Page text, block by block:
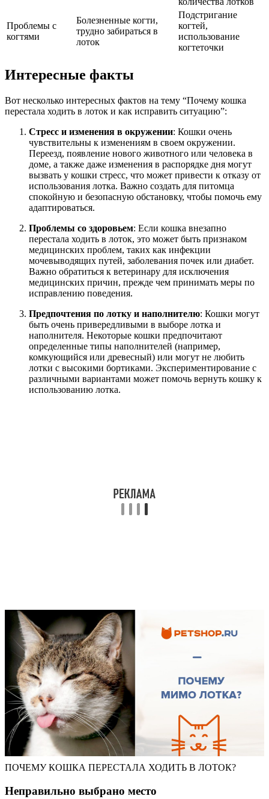
Проблемы с
когтями
Болезненные когти,
трудно забираться в
лоток
Подстригание
когтей,
использование
когтеточки
Интересные факты
Вот несколько интересных фактов на тему “Почему кошка
перестала ходить в лоток и как исправить ситуацию”:
Стресс и изменения в окружении: Кошки очень
чувствительны к изменениям в своем окружении.
Переезд, появление нового животного или человека в
доме, а также даже изменения в распорядке дня могут
вызвать у кошки стресс, что может привести к отказу от
использования лотка. Важно создать для питомца
спокойную и безопасную обстановку, чтобы помочь ему
адаптироваться.
Проблемы со здоровьем: Если кошка внезапно
перестала ходить в лоток, это может быть признаком
медицинских проблем, таких как инфекции
мочевыводящих путей, заболевания почек или диабет.
Важно обратиться к ветеринару для исключения
медицинских причин, прежде чем принимать меры по
исправлению поведения.
Предпочтения по лотку и наполнителю: Кошки могут
быть очень привередливыми в выборе лотка и
наполнителя. Некоторые кошки предпочитают
определенные типы наполнителей (например,
комкующийся или древесный) или могут не любить
лотки с высокими бортиками. Экспериментирование с
различными вариантами может помочь вернуть кошку к
использованию лотка.
ПОЧЕМУ КОШКА ПЕРЕСТАЛА ХОДИТЬ В ЛОТОК?
Неправильно выбрано место